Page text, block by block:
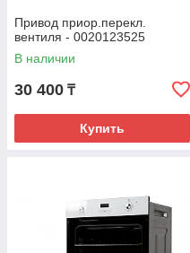
Привод приор.перекл.
вентиля - 0020123525
В наличии
30 400 ₸
Купить